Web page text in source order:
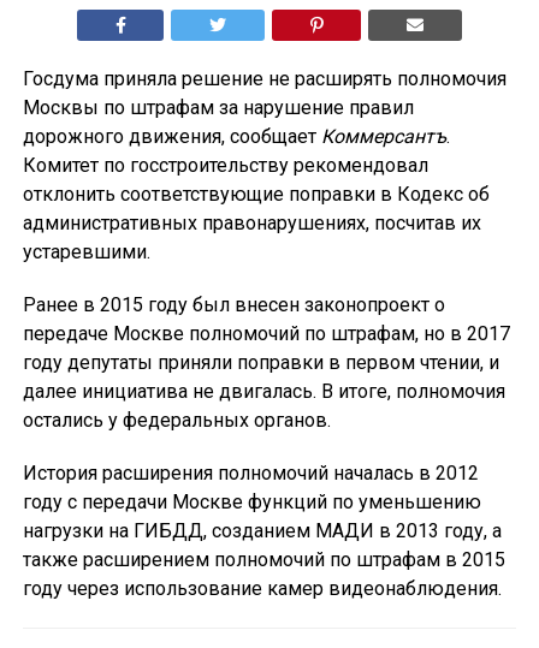
Госдума приняла решение не расширять полномочия
Москвы по штрафам за нарушение правил
дорожного движения, сообщает Коммерсантъ.
Комитет по госстроительству рекомендовал
отклонить соответствующие поправки в Кодекс об
административных правонарушениях, посчитав их
устаревшими.
Ранее в 2015 году был внесен законопроект о
передаче Москве полномочий по штрафам, но в 2017
году депутаты приняли поправки в первом чтении, и
далее инициатива не двигалась. В итоге, полномочия
остались у федеральных органов.
История расширения полномочий началась в 2012
году с передачи Москве функций по уменьшению
нагрузки на ГИБДД, созданием МАДИ в 2013 году, а
также расширением полномочий по штрафам в 2015
году через использование камер видеонаблюдения.